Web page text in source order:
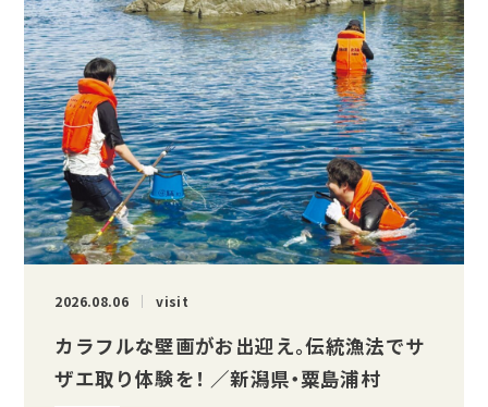
2026.08.06 visit
カラフルな壁画がお出迎え。伝統漁法でサ
ザエ取り体験を！ ／新潟県・粟島浦村